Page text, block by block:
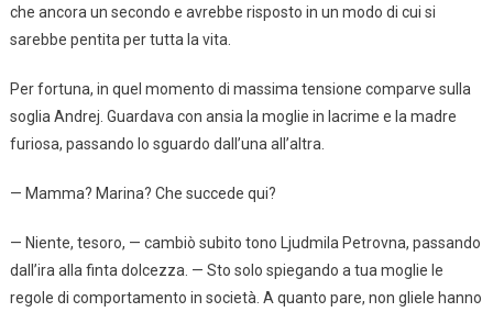
che ancora un secondo e avrebbe risposto in un modo di cui si
sarebbe pentita per tutta la vita.
Per fortuna, in quel momento di massima tensione comparve sulla
soglia Andrej. Guardava con ansia la moglie in lacrime e la madre
furiosa, passando lo sguardo dall’una all’altra.
— Mamma? Marina? Che succede qui?
— Niente, tesoro, — cambiò subito tono Ljudmila Petrovna, passando
dall’ira alla finta dolcezza. — Sto solo spiegando a tua moglie le
regole di comportamento in società. A quanto pare, non gliele hanno